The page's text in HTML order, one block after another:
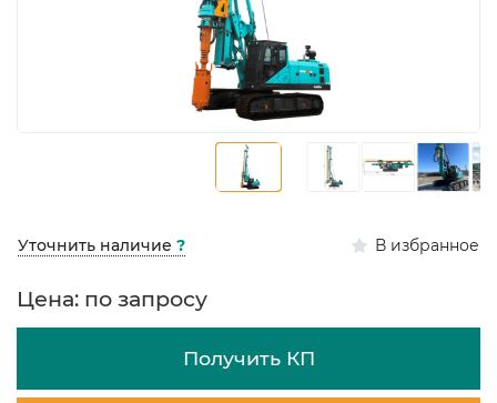
Уточнить наличие ? В избранное
Цена: по запросу
Получить КП